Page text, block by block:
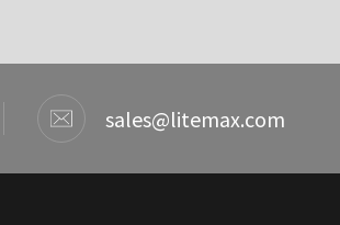
sales@litemax.com